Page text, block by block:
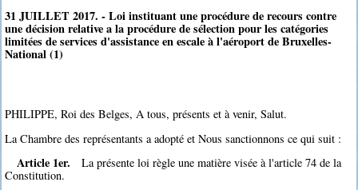
31 JUILLET 2017. - Loi instituant une procédure de recours contre
une décision relative a la procédure de sélection pour les catégories
limitées de services d'assistance en escale à l'aéroport de Bruxelles-
National (1)
PHILIPPE, Roi des Belges, A tous, présents et à venir, Salut.
La Chambre des représentants a adopté et Nous sanctionnons ce qui suit :
Article 1er.
La présente loi règle une matière visée à l'article 74 de la
Constitution.